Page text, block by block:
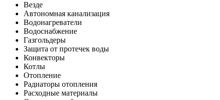
Везде
Автономная канализация
Водонагреватели
Водоснабжение
Газгольдеры
Защита от протечек воды
Конвекторы
Котлы
Отопление
Радиаторы отопления
Расходные материалы